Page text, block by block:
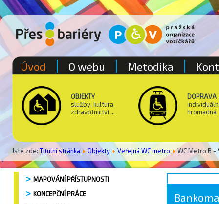
OBJEKTY
služby, kultura,
zdravotnictví ...
DOPRAVA
hromadná
Jste zde: Titulní stránka Objekty Veřejná WC metro WC Metro B -
Úvod O webu Metodika
MAPOVÁNÍ PŘÍSTUPNOSTI
KONCEPČNÍ PRÁCE